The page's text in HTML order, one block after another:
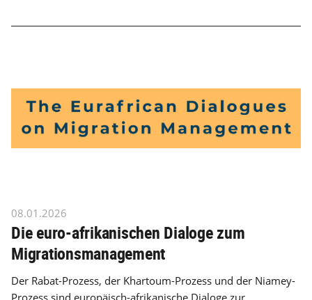
08.01.2026
Die euro-afrikanischen Dialoge zum
Migrationsmanagement
Der Rabat-Prozess, der Khartoum-Prozess und der Niamey-